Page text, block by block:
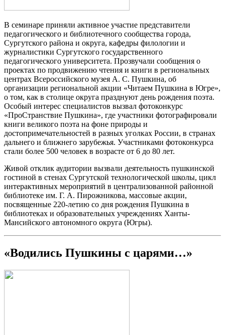
В семинаре приняли активное участие представители
педагогического и библиотечного сообщества города,
Сургутского района и округа, кафедры филологии и
журналистики Сургутского государственного
педагогического университета. Прозвучали сообщения о
проектах по продвижению чтения и книги в региональных
центрах Всероссийского музея А. С. Пушкина, об
организации региональной акции «Читаем Пушкина в Югре»,
о том, как в столице округа празднуют день рождения поэта.
Особый интерес специалистов вызвал фотоконкурс
«ПроСтранствие Пушкина», где участники фотографировали
книги великого поэта на фоне природы и
достопримечательностей в разных уголках России, в странах
дальнего и ближнего зарубежья. Участниками фотоконкурса
стали более 500 человек в возрасте от 6 до 80 лет.
Живой отклик аудитории вызвали деятельность пушкинской
гостиной в стенах Сургутской технологической школы, цикл
интерактивных мероприятий в централизованной районной
библиотеке им. Г. А. Пирожникова, массовые акции,
посвященные 220-летию со дня рождения Пушкина в
библиотеках и образовательных учреждениях Ханты-
Мансийского автономного округа (Югры).
«Водились Пушкины с царями…»